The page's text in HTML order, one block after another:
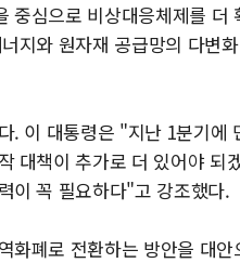
중심으로 비상대응체제를
지와 원자재 공급망의 다변
. 이 대통령은 "지난 1분기에
대책이 추가로 더 있어야
이 꼭 필요하다"고 강조했다.
화폐로 전환하는 방안을 대